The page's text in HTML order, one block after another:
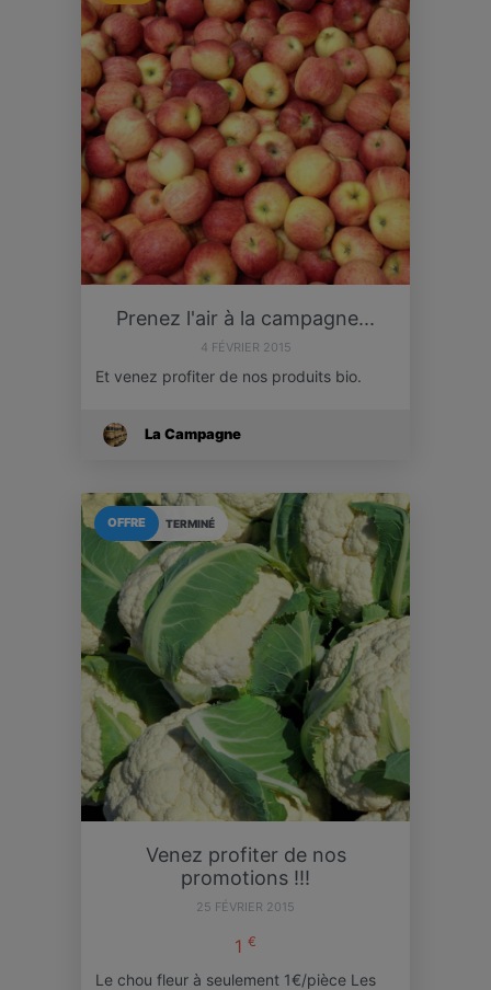
Prenez l'air à la campagne...
4 FÉVRIER 2015
Et venez profiter de nos produits bio.
La Campagne
TERMINÉ
OFFRE
Venez profiter de nos
promotions !!!
25 FÉVRIER 2015
1 €
Le chou fleur à seulement 1€/pièce Les